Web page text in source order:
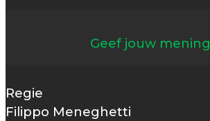
Geef jouw mening
Regie
Filippo Meneghetti